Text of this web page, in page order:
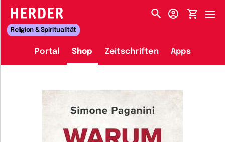
HERDER-MENÜ
Religion & Spiritualität
Portal Shop Zeitschriften Apps